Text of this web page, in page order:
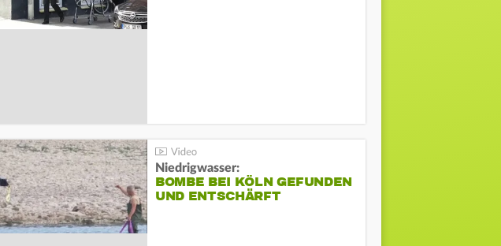
Niedrigwasser:
BOMBE BEI KÖLN GEFUNDEN
UND ENTSCHÄRFT